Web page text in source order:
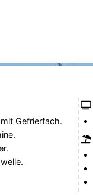
Gefrierfach.